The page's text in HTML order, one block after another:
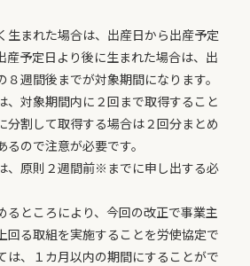
まれた場合は、出産日から出産予定
産予定日より後に生まれた場合は、出
週間後までが対象期間になります。
対象期間内に２回まで取得すること
分割して取得する場合は２回分まとめ
ので注意が必要です。
、原則２週間前※までに申し出する必
ところにより、今回の改正で事業主
回る取組を実施することを労使協定で
は、１カ月以内の期間にすることがで